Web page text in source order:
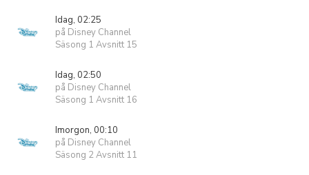
Idag, 02:25
på Disney Channel
Säsong 1 Avsnitt 15
Idag, 02:50
på Disney Channel
Säsong 1 Avsnitt 16
Imorgon, 00:10
på Disney Channel
Säsong 2 Avsnitt 11